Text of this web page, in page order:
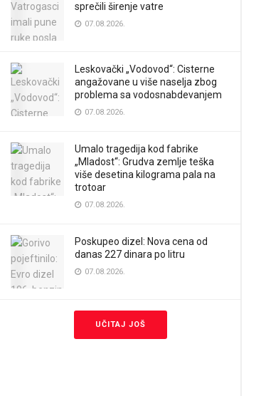
sprečili širenje vatre
07.08.2026.
Leskovački „Vodovod“: Cisterne
angažovane u više naselja zbog
problema sa vodosnabdevanjem
07.08.2026.
Umalo tragedija kod fabrike
„Mladost“: Grudva zemlje teška
više desetina kilograma pala na
trotoar
07.08.2026.
Poskupeo dizel: Nova cena od
danas 227 dinara po litru
07.08.2026.
UČITAJ JOŠ